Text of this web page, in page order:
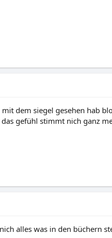
dem siegel gesehen hab
gefühl stimmt nich ganz
alles was in den büchern